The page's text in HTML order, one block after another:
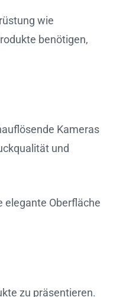
wie
benötigen,
Kameras
und
elegante Oberfläche
zu präsentieren.